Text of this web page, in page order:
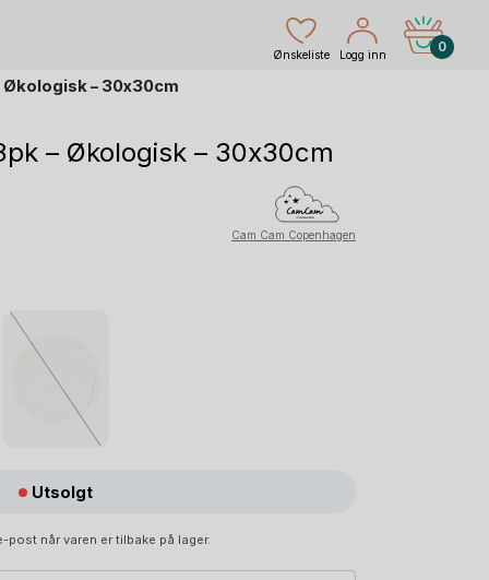
Ønskeliste Logg inn
0
– 30x30cm
– Økologisk – 30x30cm
kr.
Cam Cam Copenhagen
Utsolgt
når varen er tilbake på lager.